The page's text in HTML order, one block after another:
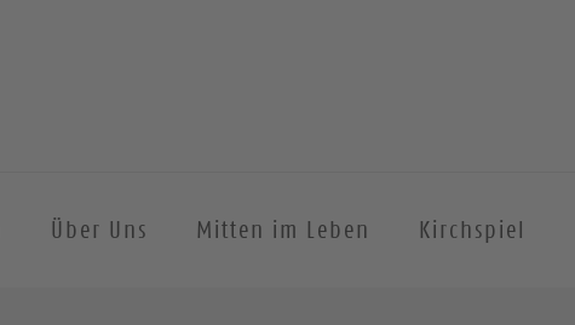
Über Uns Mitten im Leben Kirchspiel